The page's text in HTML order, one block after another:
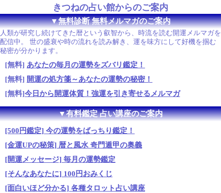
きつねの占い館からのご案内
▼無料診断 無料メルマガのご案内
人類が研究し続けてきた暦という叡智から、時流を読む開運メルマガを
配信中。 世の盛衰や時の流れを読み解き、運を味方にして好機を掴む
秘密が分かります。
[無料] あなたの毎月の運勢をズバリ鑑定！
[無料] 開運の処方箋～あなたの運勢の秘密！
[無料]今日から開運体質！強運を引き寄せるメルマガ
▼有料鑑定 占い講座のご案内
[500円鑑定] 今の運勢をばっちり鑑定！
[金運UPの秘策] 暦と風水 奇門遁甲の奥義
[開運メッセージ] 毎月の運勢鑑定
[そんなあなたに] 100円おみくじ
[面白いほど分かる] 各種タロット占い講座